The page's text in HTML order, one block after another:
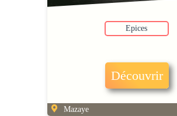
Epices
Découvrir
Mazaye